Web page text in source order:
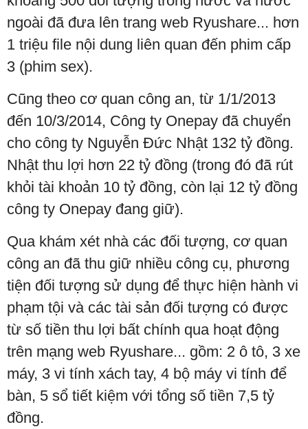
ngoài đã đưa lên trang web Ryushare... hơn
1 triệu file nội dung liên quan đến phim cấp
3 (phim sex).
Cũng theo cơ quan công an, từ 1/1/2013
đến 10/3/2014, Công ty Onepay đã chuyển
cho công ty Nguyễn Đức Nhật 132 tỷ đồng.
Nhật thu lợi hơn 22 tỷ đồng (trong đó đã rút
khỏi tài khoản 10 tỷ đồng, còn lại 12 tỷ đồng
công ty Onepay đang giữ).
Qua khám xét nhà các đối tượng, cơ quan
công an đã thu giữ nhiều công cụ, phương
tiện đối tượng sử dụng để thực hiện hành vi
phạm tội và các tài sản đối tượng có được
từ số tiền thu lợi bất chính qua hoạt động
trên mạng web Ryushare... gồm: 2 ô tô, 3 xe
máy, 3 vi tính xách tay, 4 bộ máy vi tính để
bàn, 5 sổ tiết kiệm với tổng số tiền 7,5 tỷ
đồng.